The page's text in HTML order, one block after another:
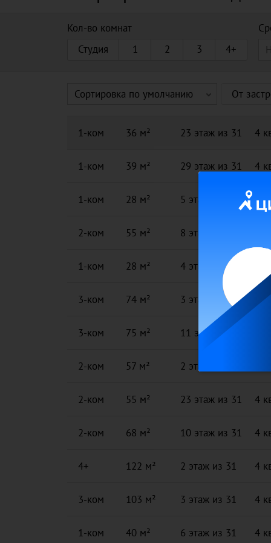
Кол-во комнат
Студия
1 2 3 4+
Сортировка по умолчанию От
1-ком 36 м² 23 этаж из 31 4
1-ком 39 м² 29 этаж из 31 4
1-ком 28 м² 5 этаж из 31 4
2-ком 55 м² 8 этаж из 31
1-ком 28 м² 4 этаж из 31 4
3-ком 74 м² 3 этаж из 31 4
3-ком 75 м² 11 этаж из 31
2-ком 57 м² 2 этаж из 31 4
2-ком 55 м² 23 этаж из 31 4
2-ком 68 м² 10 этаж из 31 4
4+ 122 м² 2 этаж из 31 4
3-ком 103 м² 3 этаж из 31 4
1-ком 40 м² 6 этаж из 31 4